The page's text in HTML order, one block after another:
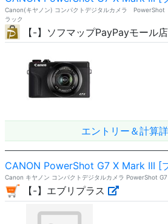
Canon(キヤノン) コンパクトデジタルカメラ PowerShot
ラック
【-】ソフマップPayPayモール店
エントリー＆計算
CANON PowerShot G7 X Mark III [
Canon キヤノン コンパクトデジタルカメラ PowerShot
【-】エブリプラス